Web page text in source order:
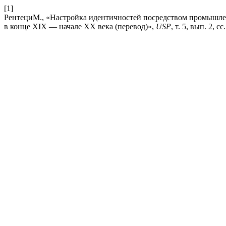
[1]
РентециМ., «Настройка идентичностей посредством
в конце XIX — начале XX века (перевод)», USP, т. 5, вып. 2,